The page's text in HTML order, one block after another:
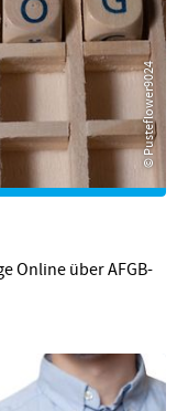
© Pusteflower9024
Online über AFGB-